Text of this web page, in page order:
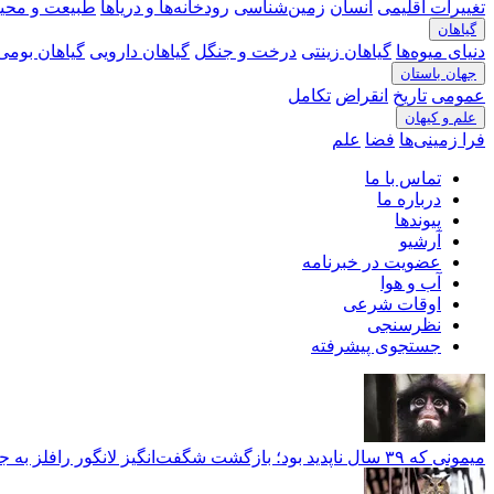
تغییرات اقلیمی انسان زمین‌شناسی رودخانه‎‌ها و دریاها طبیعت و
گیاهان
دنیای میوه‌ها گیاهان زینتی درخت و جنگل گیاهان دارویی گیاهان
جهان باستان
عمومی تاریخ انقراض تکامل
علم و کیهان
فرا زمینی‌ها فضا علم
تماس با ما
درباره ما
پیوندها
آرشیو
عضویت در خبرنامه
آب و هوا
اوقات شرعی
نظرسنجی
جستجوی پیشرفته
میمونی که ۳۹ سال ناپدید بود؛ بازگشت شگفت‌انگیز لانگور رافلز به جنگل‌های سنگاپور